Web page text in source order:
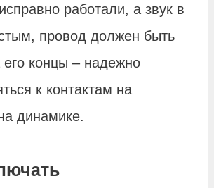
исправно работали, а звук в
провод должен быть
концы – надежно
к контактам на
динамике.